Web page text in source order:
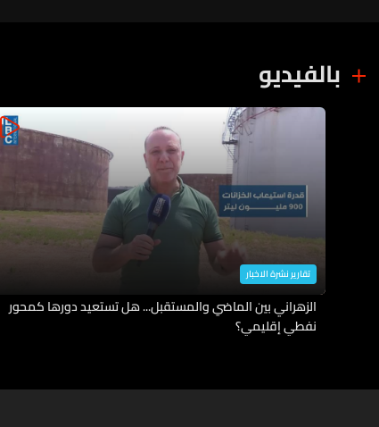
بالفيديو
تقارير نشرة الاخبار
الزهراني بين الماضي والمستقبل... هل تستعيد دورها كمحور
نفطي إقليمي؟